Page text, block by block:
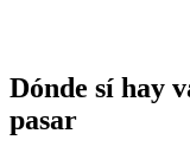
Dónde sí hay
pasar